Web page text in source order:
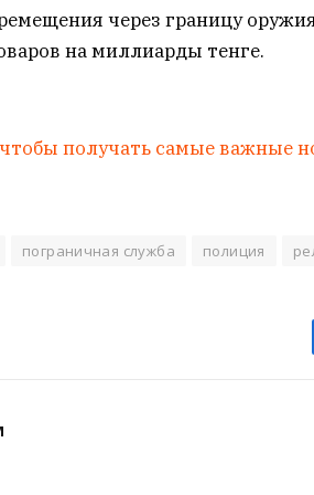
через границу
на миллиарды тенге.
получать самые важные
пограничная служба полиция